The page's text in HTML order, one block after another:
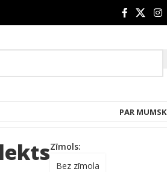
PAR MUMS
Zīmols:
Bez zīmola